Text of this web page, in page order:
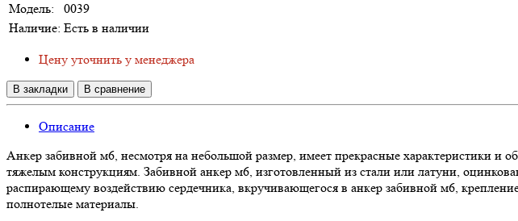
Модель:
0039
Наличие: Есть в наличии
Цену уточнить у менеджера
В закладки В сравнение
Описание
Анкер забивной м6, несмотря на небольшой размер, имеет прекрасные характеристики и
тяжелым конструкциям. Забивной анкер м6, изготовленный из стали или латуни,
распирающему воздействию сердечника, вкручивающегося в анкер забивной м6,
полнотелые материалы.